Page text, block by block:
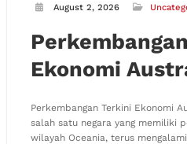
August 2, 2026
Ekonomi
Perkembangan Terkini Ekonomi
salah satu negara yang memiliki
wilayah Oceania, terus